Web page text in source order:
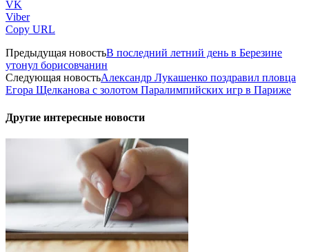
VK
Viber
Copy URL
Предыдущая новостьВ последний летний день в Березине
утонул борисовчанин
Следующая новостьАлександр Лукашенко поздравил пловца
Егора Щелканова с золотом Паралимпийских игр в Париже
Другие интересные новости